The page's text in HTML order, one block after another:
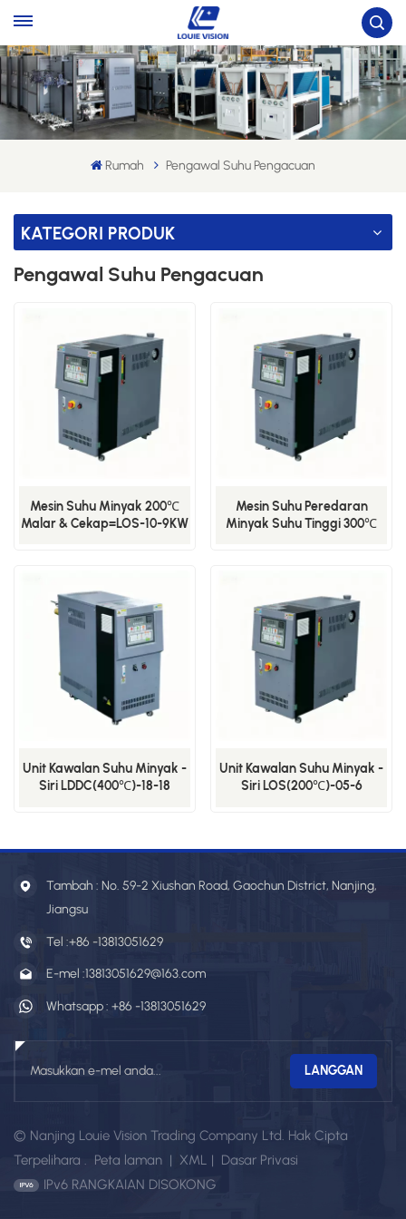
Rumah Pengawal Suhu Pengacuan
KATEGORI PRODUK
Pengawal Suhu Pengacuan
Mesin Suhu Minyak 200℃
Malar & Cekap=LOS-10-9KW
Mesin Suhu Peredaran
Minyak Suhu Tinggi 300℃
Unit Kawalan Suhu Minyak -
Siri LDDC(400℃)-18-18
Unit Kawalan Suhu Minyak -
Siri LOS(200℃)-05-6
Tambah : No. 59-2 Xiushan Road, Gaochun District, Nanjing,
Jiangsu
Tel :+86 -13813051629
E-mel :13813051629@163.com
Whatsapp : +86 -13813051629
© Nanjing Louie Vision Trading Company Ltd. Hak Cipta
Terpelihara .
Peta laman | XML | Dasar Privasi
IPv6 RANGKAIAN DISOKONG